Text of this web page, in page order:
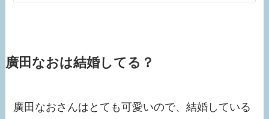
廣田なおは結婚してる？
廣田なおさんはとても可愛いので、結婚している